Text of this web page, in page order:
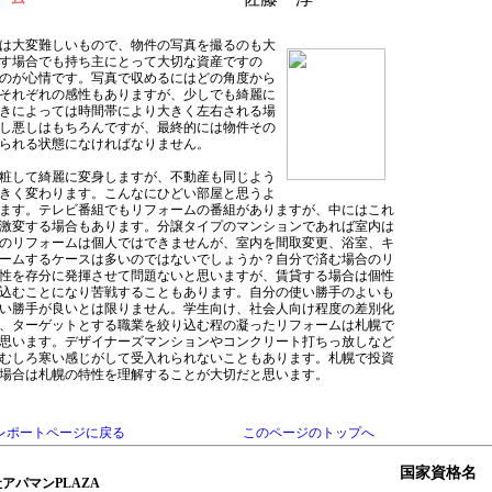
変難しいもので、物件の写真を撮るのも大
場合でも持ち主にとって大切な資産ですの
が心情です。写真で収めるにはどの角度から
れぞれの感性もありますが、少しでも綺麗に
によっては時間帯により大きく左右される場
悪しはもちろんですが、最終的には物件その
れる状態になければなりません。
て綺麗に変身しますが、不動産も同じよう
く変わります。こんなにひどい部屋と思うよ
す。テレビ番組でもリフォームの番組がありますが、中にはこれ
変する場合もあります。分譲タイプのマンションであれば室内は
リフォームは個人ではできませんが、室内を間取変更、浴室、キ
ムするケースは多いのではないでしょうか？自分で済む場合のリ
を存分に発揮させて問題ないと思いますが、賃貸する場合は個性
むことになり苦戦することもあります。自分の使い勝手のよいも
勝手が良いとは限りません。学生向け、社会人向け程度の差別化
ターゲットとする職業を絞り込む程の凝ったリフォームは札幌で
います。デザイナーズマンションやコンクリート打ちっ放しなど
しろ寒い感じがして受入れられないこともあります。札幌で投資
合は札幌の特性を理解することが大切だと思います。
ポートページに戻る このページのトップへ
パマンPLAZA
国家資格名